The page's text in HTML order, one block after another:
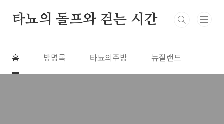
타뇨의 돌프와 걷는 시간
홈 방명록 타뇨의주방 뉴질랜드